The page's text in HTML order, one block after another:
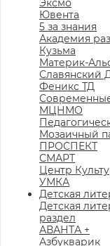
Эксмо
Ювента
5 за знания
Академия
Кузьма
Материк-
Славянский
Феникс ТД
МЦНМО
Мозаичный
ПРОСПЕКТ
СМАРТ
Центр
УМКА
Детская
Детская
раздел
АВАНТА +
Азбукварик